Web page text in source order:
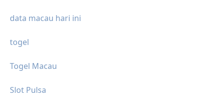
data macau hari ini
togel
Togel Macau
Slot Pulsa